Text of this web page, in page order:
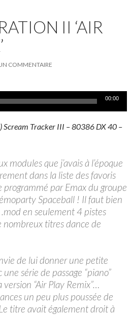
II ‘AIR
COMMENTAIRE
00:00
Scream Tracker III – 80386 DX 40 –
modules que j’avais à l’époque
dans la liste des favoris
par Emax du groupe
Spaceball ! Il faut bien
en seulement 4 pistes
nombreux titres dance de
de lui donner une petite
série de passage “piano”
“Air Play Remix”…
un peu plus poussée de
titre avait également droit à